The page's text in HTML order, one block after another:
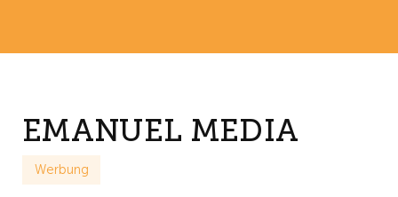
EMANUEL MEDIA
Werbung